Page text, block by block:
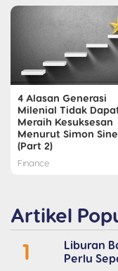
4 Alasan Generasi
Milenial Tidak
Meraih Kesuksesan
Menurut Simon
(Part 2)
Finance
Artikel
1
Liburan
Perlu